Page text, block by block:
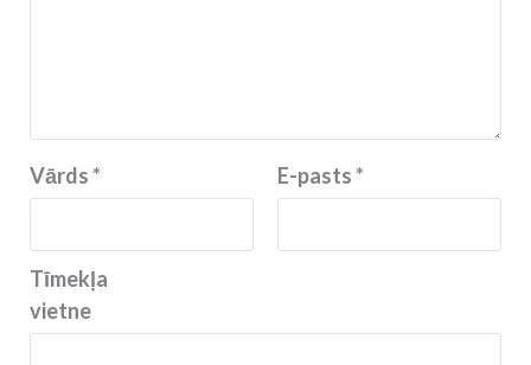
Vārds* E-pasts*
Tīmekļa
vietne